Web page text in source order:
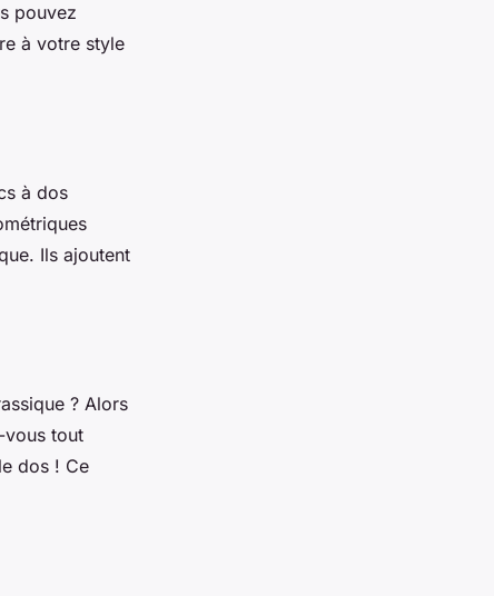
pouvez
à votre style
à dos
Ils ajoutent
? Alors
vous tout
dos ! Ce